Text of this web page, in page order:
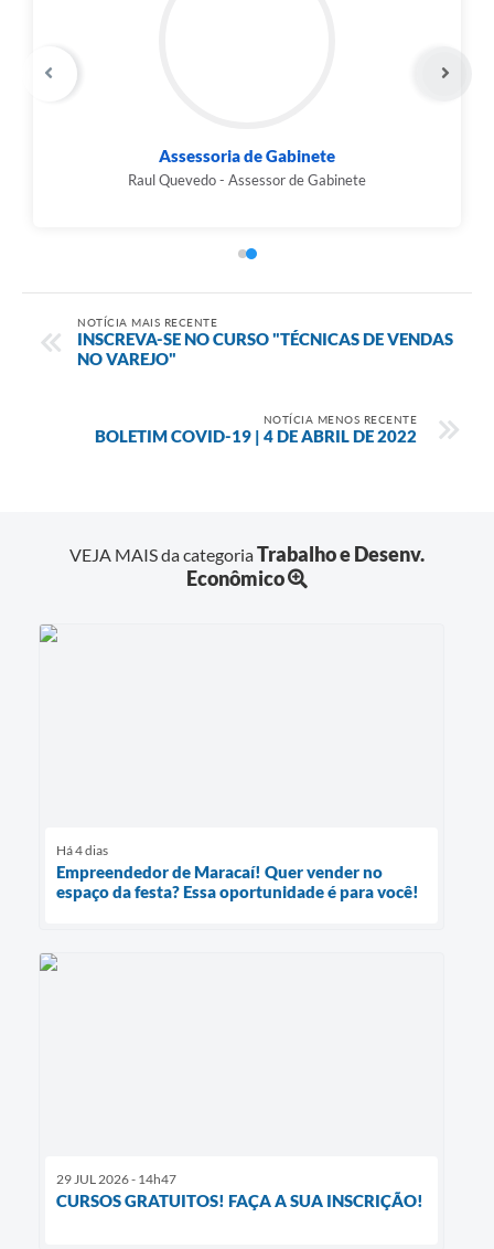
Departamento de Comunicação
Roberto Carlos da Mota
NOTÍCIA MAIS RECENTE
INSCREVA-SE NO CURSO "TÉCNICAS DE VENDAS
NO VAREJO"
NOTÍCIA MENOS RECENTE
BOLETIM COVID-19 | 4 DE ABRIL DE 2022
VEJA MAIS da categoriaTrabalho e Desenv.
Econômico
Há 4 dias
Empreendedor de Maracaí! Quer vender no
espaço da festa? Essa oportunidade é para você!
29 JUL 2026 - 14h47
CURSOS GRATUITOS! FAÇA A SUA INSCRIÇÃO!